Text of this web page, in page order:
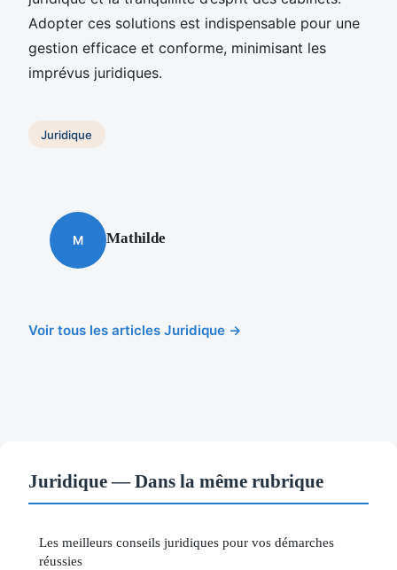
Adopter ces solutions est indispensable pour une
gestion efficace et conforme, minimisant les
imprévus juridiques.
Juridique
M Mathilde
Voir tous les articles Juridique →
Juridique — Dans la même rubrique
Les meilleurs conseils juridiques pour vos démarches
réussies